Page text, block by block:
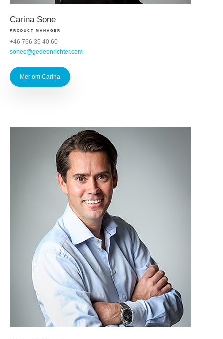
Carina Sone
PRODUCT MANAGER
+46 766 35 40 60
sonec@gedeonrichter.com
Mer om Carina